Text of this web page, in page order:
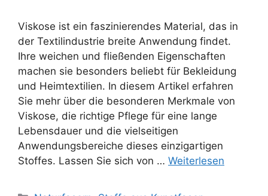
Viskose ist ein faszinierendes Material, das in
der Textilindustrie breite Anwendung findet.
Ihre weichen und fließenden Eigenschaften
machen sie besonders beliebt für Bekleidung
und Heimtextilien. In diesem Artikel erfahren
Sie mehr über die besonderen Merkmale von
Viskose, die richtige Pflege für eine lange
Lebensdauer und die vielseitigen
Anwendungsbereiche dieses einzigartigen
Stoffes. Lassen Sie sich von … Weiterlesen